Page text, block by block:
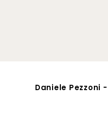
Daniele Pezzoni